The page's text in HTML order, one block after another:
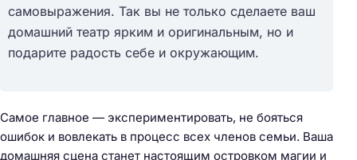
самовыражения. Так вы не только сделаете ваш
домашний театр ярким и оригинальным, но и
подарите радость себе и окружающим.
Самое главное — экспериментировать, не бояться
ошибок и вовлекать в процесс всех членов семьи. Ваша
домашняя сцена станет настоящим островком магии и